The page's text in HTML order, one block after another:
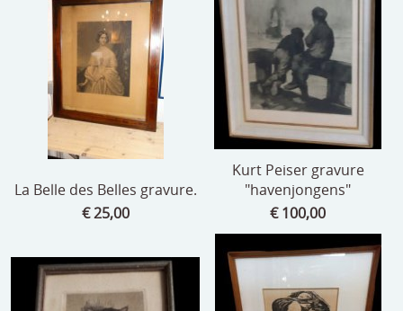
La Belle des Belles gravure.
€ 25,00
Kurt Peiser gravure
"havenjongens"
€ 100,00